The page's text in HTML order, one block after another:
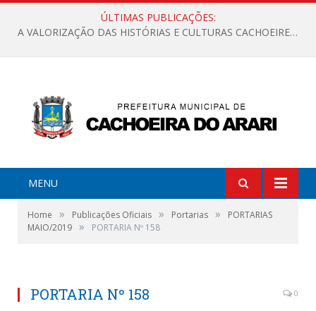
ÚLTIMAS PUBLICAÇÕES:
A VALORIZAÇÃO DAS HISTÓRIAS E CULTURAS CACHOEIRENSES
MENU
Home » Publicações Oficiais » Portarias »
PORTARIAS
MAIO/2019 » PORTARIA Nº 158
PORTARIA Nº 158 0